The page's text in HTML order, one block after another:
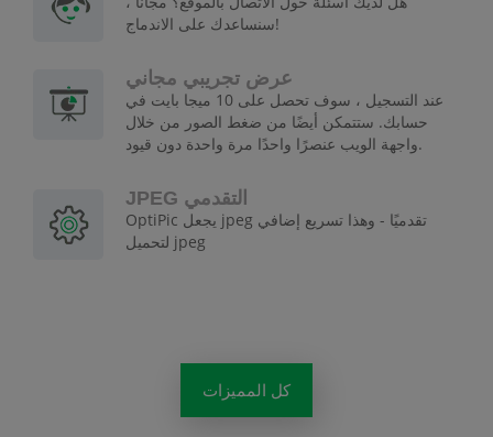
سنساعدك على الاندماج!
عرض تجريبي مجاني
عند التسجيل ، سوف تحصل على 10 ميجا بايت في
حسابك. ستتمكن أيضًا من ضغط الصور من خلال
واجهة الويب عنصرًا واحدًا مرة واحدة دون قيود.
JPEG التقدمي
OptiPic يجعل jpeg تقدميًا - وهذا تسريع إضافي
لتحميل jpeg
كل المميزات